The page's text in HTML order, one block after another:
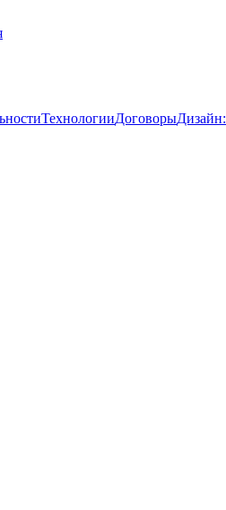
ТехнологииДоговорыДизайн: